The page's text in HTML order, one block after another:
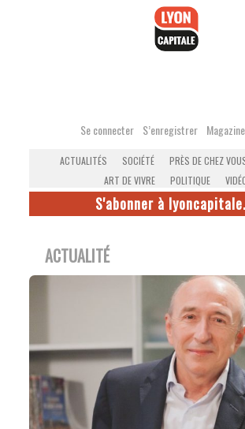
Se connecter S’enregistrer
ACTUALITÉS SOCIÉTÉ PRÈS DE CHEZ
ART DE VIVRE
POLITIQUE
S'abonner à
ACTUALITÉ